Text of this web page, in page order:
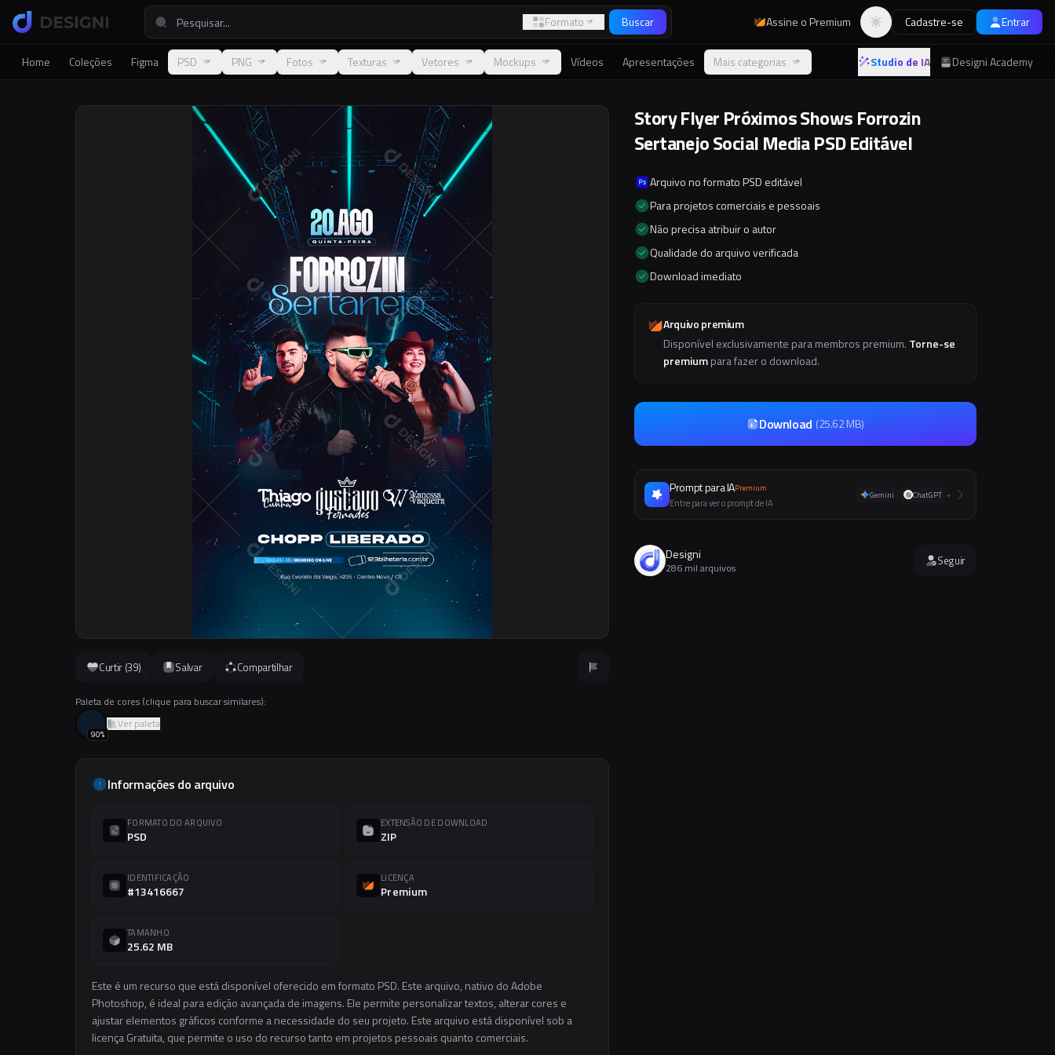
Formato Buscar Assine o Premium Alternar tema
Cadastre-se Entrar
Home Coleções Figma PSD PNG Fotos Texturas Vetores Mockups Vídeos Apresentações Mais categorias Studio de IA Designi Academy
Curtir (39) Salvar Compartilhar
Paleta de cores (clique para buscar similares):
90%
Ver paleta
Informações do arquivo
FORMATO DO ARQUIVO
PSD
EXTENSÃO DE DOWNLOAD
ZIP
IDENTIFICAÇÃO
#13416667
LICENÇA
Premium
TAMANHO
25.62 MB
Este é um recurso que está disponível oferecido em formato PSD. Este arquivo, nativo do Adobe
Photoshop, é ideal para edição avançada de imagens. Ele permite personalizar textos, alterar cores e
ajustar elementos gráficos conforme a necessidade do seu projeto. Este arquivo está disponível sob a
licença Gratuita, que permite o uso do recurso tanto em projetos pessoais quanto comerciais.
Story Flyer Próximos Shows Forrozin
Sertanejo Social Media PSD Editável
Arquivo no formato PSD editável
Para projetos comerciais e pessoais
Não precisa atribuir o autor
Qualidade do arquivo verificada
Download imediato
Arquivo premium
Disponível exclusivamente para membros premium. Torne-se
premiumpara fazer o download.
Download (25.62 MB)
Prompt para IAPremium
Entre para ver o prompt de IA
Gemini ChatGPT +
Designi
286 mil arquivos Seguir